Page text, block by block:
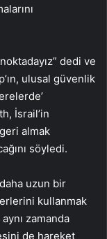
dedi ve
ulusal güvenlik
İsrail’in
almak
söyledi.
uzun bir
kullanmak
zamanda
de hareket